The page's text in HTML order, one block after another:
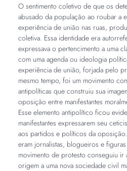
O sentimento coletivo de que os
abusado da população ao roubar a
experiência de união nas ruas,
coletiva. Essa identidade era
expressava o pertencimento a uma
com uma agenda ou ideologia
experiência de união, forjada pelo
mesmo tempo, foi um movimento
antipolíticas que construiu sua
oposição entre manifestantes
Esse elemento antipolítico ficou
manifestantes expressarem seu
aos partidos e políticos da
eram jornalistas, blogueiros e
movimento de protesto conseguiu ir
origem a uma nova sociedade civil